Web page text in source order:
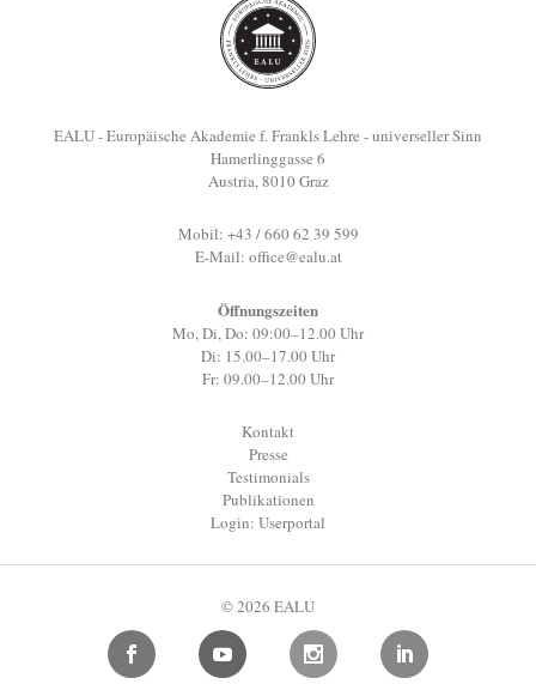
EALU - Europäische Akademie f. Frankls Lehre - universeller Sinn
Hamerlinggasse 6
Austria, 8010 Graz
Mobil: +43 / 660 62 39 599
E-Mail: office@ealu.at
Öffnungszeiten
Mo, Di, Do: 09:00–12.00 Uhr
Di: 15.00–17.00 Uhr
Fr: 09.00–12.00 Uhr
Kontakt
Presse
Testimonials
Publikationen
Login: Userportal
© 2026 EALU